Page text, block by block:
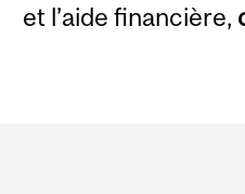
et l’aide financière,